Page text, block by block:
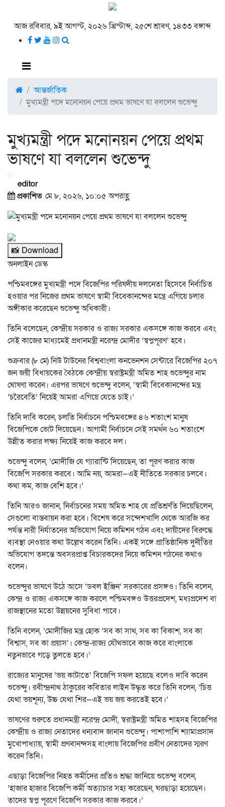
আজ রবিবার, ৯ই আগস্ট, ২০২৬ খ্রিস্টাব্দ, ২৫শে শ্রাবণ, ১৪৩৩ বঙ্গাব্দ
আন্তর্জাতিক
মুখ্যমন্ত্রী পদে মনোনয়ন পেয়ে প্রথম ভাষণে যা বললেন শুভেন্দু
মুখ্যমন্ত্রী পদে মনোনয়ন পেয়ে প্রথম
ভাষণে যা বললেন শুভেন্দু
editor
প্রকাশিত মে ৮, ২০২৬, ১০:০৫ অপরাহ্ণ
📸 Download
অনলাইন ডেস্ক
পশ্চিমবঙ্গের মুখ্যমন্ত্রী পদে বিজেপির পরিষদীয় দলনেতা হিসেবে নির্বাচিত
হওয়ার পর নিজের প্রথম ভাষণে স্বামী বিবেকানন্দের মন্ত্রে এগিয়ে চলার
অঙ্গীকার করেছেন শুভেন্দু অধিকারী।
তিনি বলেছেন, কেন্দ্রীয় সরকার ও রাজ্য সরকার একসঙ্গে কাজ করবে এবং
সেই কাজের মাধ্যমেই প্রধানমন্ত্রী নরেন্দ্র মোদীর ‘স্বপ্নপূরণ’ হবে।
শুক্রবার (৮ মে) নিউ টাউনের বিশ্ববাংলা কনভেনশন সেন্টারে বিজেপির ২০৭
জন জয়ী বিধায়কের বৈঠকে কেন্দ্রীয় স্বরাষ্ট্রমন্ত্রী অমিত শাহ শুভেন্দুর নাম
ঘোষণা করেন। এরপর ভাষণে শুভেন্দু বলেন, ‘স্বামী বিবেকানন্দের মন্ত্র
‘চরৈবেতি’ নিয়েই আমরা এগিয়ে যেতে চাই।’
তিনি দাবি করেন, চলতি নির্বাচনে পশ্চিমবঙ্গের ৪৬ শতাংশ মানুষ
বিজেপিকে ভোট দিয়েছেন। আগামী নির্বাচনে সেই সমর্থন ৬০ শতাংশে
উন্নীত করার লক্ষ্য নিয়েই কাজ করবে দল।
শুভেন্দু বলেন, ‘মোদীজি যে গ্যারান্টি দিয়েছেন, তা পূরণ করার কাজ
বিজেপি সরকার করবে। আমি নয়, আমরা—এই নীতিতে সরকার চলবে।
কথা কম, কাজ বেশি হবে।’
তিনি আরও জানান, নির্বাচনের সময় অমিত শাহ যে প্রতিশ্রুতি দিয়েছিলেন,
সেগুলো বাস্তবায়ন করা হবে। বিশেষ করে সন্দেশখালি থেকে আরজি কর
পর্যন্ত নারী নির্যাতনের অভিযোগ নিয়ে কমিশন গঠন এবং দায়ীদের বিরুদ্ধে
ব্যবস্থা নেওয়ার কথা উল্লেখ করেন তিনি। একই সঙ্গে প্রাতিষ্ঠানিক দুর্নীতির
অভিযোগ তদন্তে অবসরপ্রাপ্ত বিচারকদের নিয়ে কমিশন গঠনের কথাও
বলেন।
শুভেন্দুর ভাষণে উঠে আসে ‘ডবল ইঞ্জিন’ সরকারের প্রসঙ্গও। তিনি বলেন,
কেন্দ্র ও রাজ্য একসঙ্গে কাজ করলে পশ্চিমবঙ্গও উত্তরপ্রদেশ, মধ্যপ্রদেশ বা
রাজস্থানের মতো উন্নয়নের সুবিধা পাবে।
তিনি বলেন, ‘মোদীজির মন্ত্র হোক ‘সব কা সাথ, সব কা বিকাশ, সব কা
বিশ্বাস, সব কা প্রয়াস’। কেন্দ্র-রাজ্য যৌথভাবে কাজ করে বাংলাকে
নতুনভাবে গড়ে তুলতে হবে।’
রাজ্যের মানুষের ‘ভয় কাটাতে’ বিজেপি সফল হয়েছে বলেও দাবি করেন
শুভেন্দু। রবীন্দ্রনাথ ঠাকুরের কবিতার লাইন উদ্ধৃত করে তিনি বলেন, ‘চিত্ত
যেথা ভয়শূন্য, উচ্চ যেথা শির—এই ভয় জয় করতেই হবে।’
ভাষণের শুরুতে প্রধানমন্ত্রী নরেন্দ্র মোদী, স্বরাষ্ট্রমন্ত্রী অমিত শাহসহ বিজেপির
কেন্দ্রীয় ও রাজ্য নেতাদের ধন্যবাদ জানান শুভেন্দু। পাশাপাশি শ্যামাপ্রসাদ
মুখোপাধ্যায়, স্বামী প্রণবানন্দসহ বাংলায় বিজেপির প্রবীণ নেতাদের স্মরণ
করেন তিনি।
এছাড়া বিজেপির নিহত কর্মীদের প্রতিও শ্রদ্ধা জানিয়ে শুভেন্দু বলেন,
‘হাজার হাজার বিজেপি কর্মী অত্যাচার সহ্য করেছেন, ঘরছাড়া হয়েছেন।
তাদের স্বপ্ন পূরণে বিজেপি সরকার কাজ করবে।’